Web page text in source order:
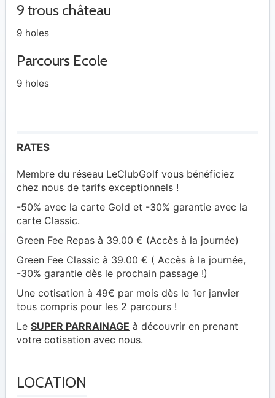
9 trous château
9 holes
Parcours Ecole
9 holes
RATES
Membre du réseau LeClubGolf vous bénéficiez
chez nous de tarifs exceptionnels !
-50% avec la carte Gold et -30% garantie avec la
carte Classic.
Green Fee Repas à 39.00 € (Accès à la journée)
Green Fee Classic à 39.00 € ( Accès à la journée,
-30% garantie dès le prochain passage !)
Une cotisation à 49€ par mois dès le 1er janvier
tous compris pour les 2 parcours !
Le SUPER PARRAINAGE à découvrir en prenant
votre cotisation avec nous.
LOCATION